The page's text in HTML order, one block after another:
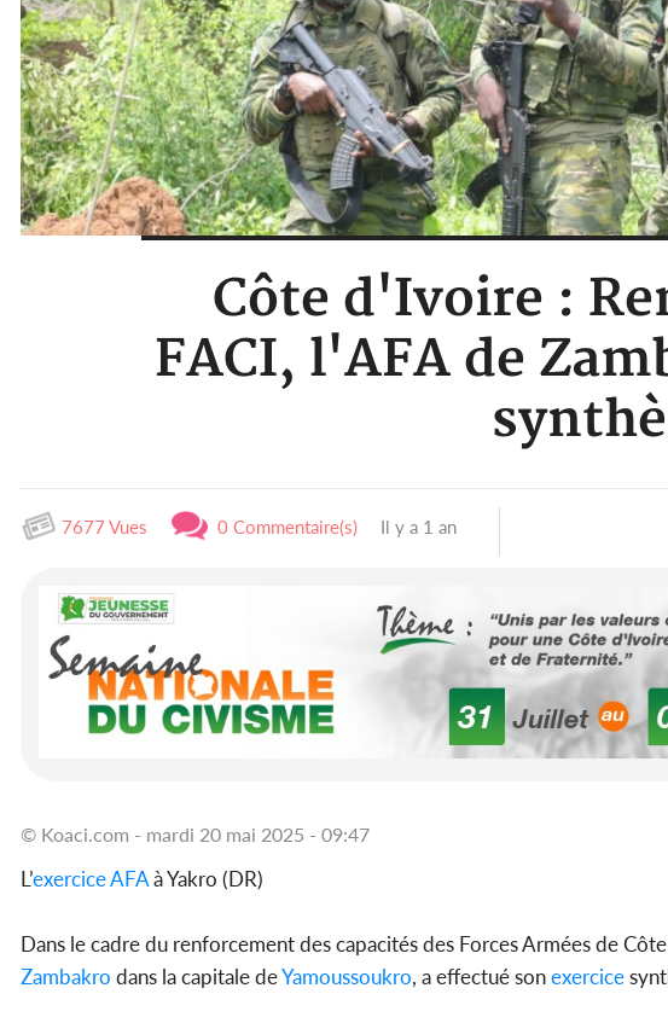
Côte d'Ivoire :
FACI, l'AFA de
7677 Vues 0 Commentaire(s) Il y a 1 an
© Koaci.com - mardi 20 mai 2025 - 09:47
L’exerciceAFAà Yakro (DR)
Dans le cadre du renforcement des capacités des Forces Armées de
Zambakro dans la capitale deYamoussoukro, a effectué sonexercice